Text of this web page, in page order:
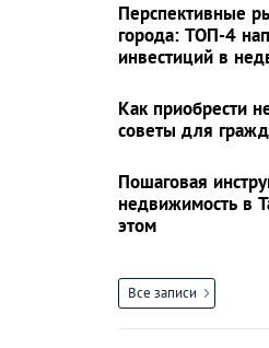
Перспективные
города: ТОП-4
инвестиций в
Как приобрести
советы для
Пошаговая
недвижимость в
этом
Все записи